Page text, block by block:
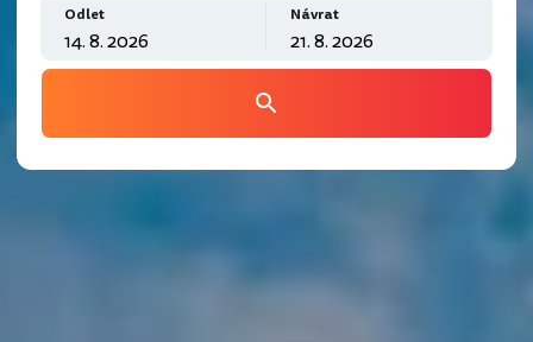
Odlet Návrat